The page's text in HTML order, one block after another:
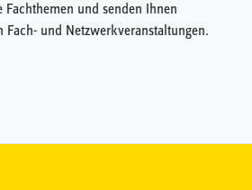
und senden Ihnen
Fach- und Netzwerkveranstaltungen.